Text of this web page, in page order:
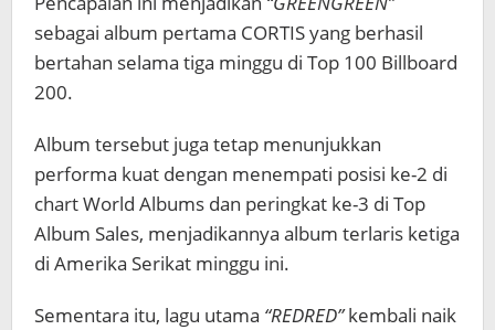
sebagai album pertama CORTIS yang berhasil
bertahan selama tiga minggu di Top 100 Billboard
200.
Album tersebut juga tetap menunjukkan
performa kuat dengan menempati posisi ke-2 di
chart World Albums dan peringkat ke-3 di Top
Album Sales, menjadikannya album terlaris ketiga
di Amerika Serikat minggu ini.
Sementara itu, lagu utama “REDRED”kembali naik